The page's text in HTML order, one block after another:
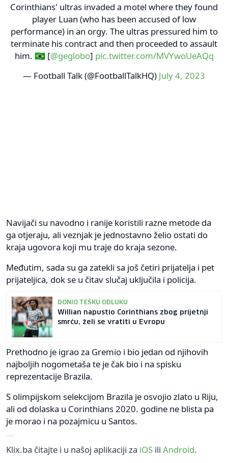
Corinthians' ultras invaded a motel where they found
player Luan (who has been accused of low
performance) in an orgy. The ultras pressured him to
terminate his contract and then proceeded to assault
him. 🇧🇷 [@geglobo] pic.twitter.com/MVYwoUeAQq
— Football Talk (@FootballTalkHQ) July 4, 2023
Navijači su navodno i ranije koristili razne metode da
ga otjeraju, ali veznjak je jednostavno želio ostati do
kraja ugovora koji mu traje do kraja sezone.
Međutim, sada su ga zatekli sa još četiri prijatelja i pet
prijateljica, dok se u čitav slučaj uključila i policija.
DONIO TEŠKU ODLUKU
Willian napustio Corinthians zbog prijetnji
smrću, želi se vratiti u Evropu
Prethodno je igrao za Gremio i bio jedan od njihovih
najboljih nogometaša te je čak bio i na spisku
reprezentacije Brazila.
S olimpijskom selekcijom Brazila je osvojio zlato u Riju,
ali od dolaska u Corinthians 2020. godine ne blista pa
je morao i na pozajmicu u Santos.
Klix.ba čitajte i u našoj aplikaciji za iOS ili Android.